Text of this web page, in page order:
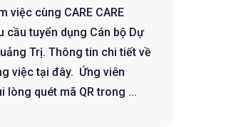
việc cùng CARE CARE
cầu tuyển dụng Cán bộ Dự
Trị. Thông tin chi tiết về
việc tại đây. Ứng viên
lòng quét mã QR trong ...